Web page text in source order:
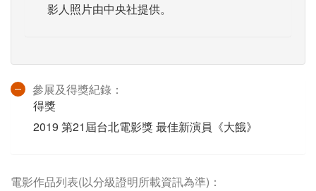
影人照片由中央社提供。
參展及得獎紀錄：
得獎
2019 第21屆台北電影獎 最佳新演員《大餓》
電影作品列表(以分級證明所載資訊為準)：